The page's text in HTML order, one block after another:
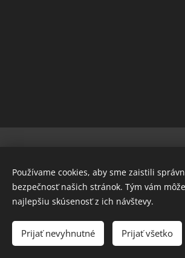
www.maxcarp.sk
MAX Carp Slovakia, s.r.o.
Slovenčina
Magyar
Používame cookies, aby sme zaistili
bezpečnosť našich stránok. Tým vám
najlepšiu skúsenosť z ich návštevy.
Prijať nevyhnutné Prijať všetko